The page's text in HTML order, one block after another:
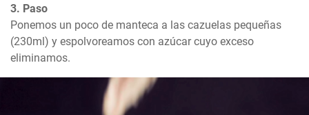
3. Paso
Ponemos un poco de manteca a las cazuelas pequeñas
(230ml) y espolvoreamos con azúcar cuyo exceso
eliminamos.